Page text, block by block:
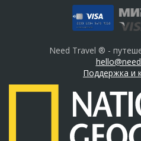
Need Travel ® -
Поддержка и